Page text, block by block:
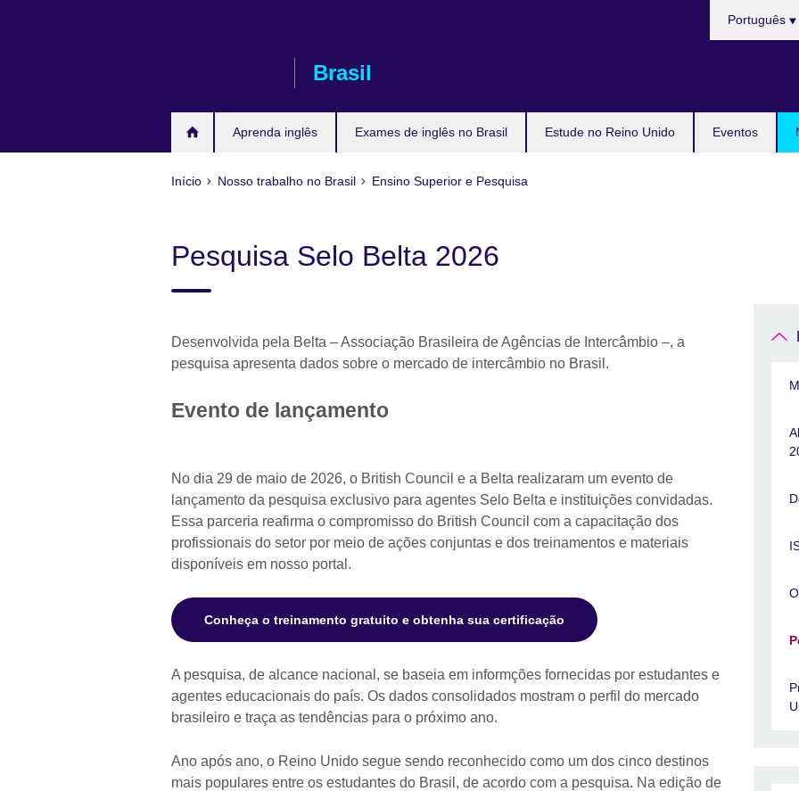
Brasil
Aprenda inglês Exames de inglês no Brasil Estude no Reino Unido Eventos
Português
Início Nosso trabalho no Brasil Ensino Superior e Pesquisa
Pesquisa Selo Belta 2026
Desenvolvida pela Belta – Associação Brasileira de Agências de Intercâmbio –, a
pesquisa apresenta dados sobre o mercado de intercâmbio no Brasil.
Evento de lançamento
No dia 29 de maio de 2026, o British Council e a Belta realizaram um evento de
lançamento da pesquisa exclusivo para agentes Selo Belta e instituições convidadas.
Essa parceria reafirma o compromisso do British Council com a capacitação dos
profissionais do setor por meio de ações conjuntas e dos treinamentos e materiais
disponíveis em nosso portal.
Conheça o treinamento gratuito e obtenha sua certificação
A pesquisa, de alcance nacional, se baseia em informções fornecidas por estudantes e
agentes educacionais do país. Os dados consolidados mostram o perfil do mercado
brasileiro e traça as tendências para o próximo ano.
Ano após ano, o Reino Unido segue sendo reconhecido como um dos cinco destinos
mais populares entre os estudantes do Brasil, de acordo com a pesquisa. Na edição de